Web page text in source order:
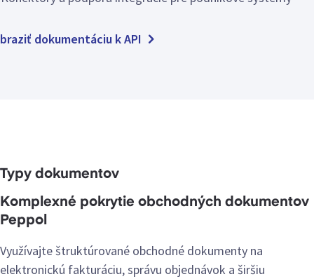
dokumentáciu k API
Typy dokumentov
Komplexné pokrytie obchodných dokumentov
Peppol
Využívajte štruktúrované obchodné dokumenty na
elektronickú fakturáciu, správu objednávok a širšiu